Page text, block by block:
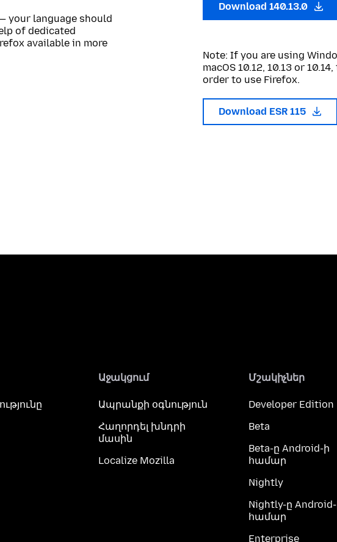
your language should
of dedicated
available in more
Download 140.13.0
Note: If you are using
macOS 10.12, 10.13 or
order to use Firefox.
Download ESR 115
Աջակցում
Ապրանքի օգնություն
Հաղորդել խնդրի
մասին
Localize Mozilla
Մշակիչներ
Developer Edition
Beta
Beta-ը Android-ի
համար
Nightly
Nightly-ը
համար
Enterprise